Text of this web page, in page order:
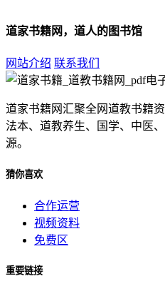
道家书籍网，道人的图书馆
网站介绍 联系我们
道家书籍网汇聚全网道教书籍
法本、道教养生、国学、中医
源。
猜你喜欢
合作运营
视频资料
免费区
重要链接